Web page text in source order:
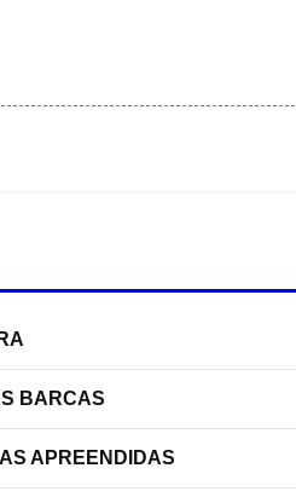
BARCAS
APREENDIDAS